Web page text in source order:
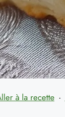
à la recette ·